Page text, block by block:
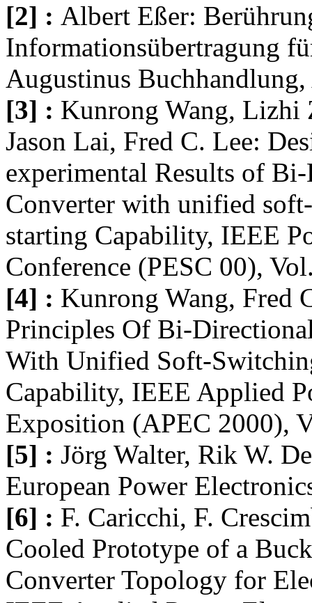
[2] : Albert Eßer:
Informationsübertragung
Augustinus
[3] : Kunrong Wang, Lizhi
Jason Lai, Fred C. Lee:
experimental Results of
Converter with unified
starting Capability, IEEE
Conference (PESC 00),
[4] : Kunrong Wang, Fred
Principles Of Bi-
With Unified Soft-
Capability, IEEE Applied
Exposition (APEC 2000),
[5] : Jörg Walter, Rik W.
European Power
[6] : F. Caricchi, F.
Cooled Prototype of a
Converter Topology for